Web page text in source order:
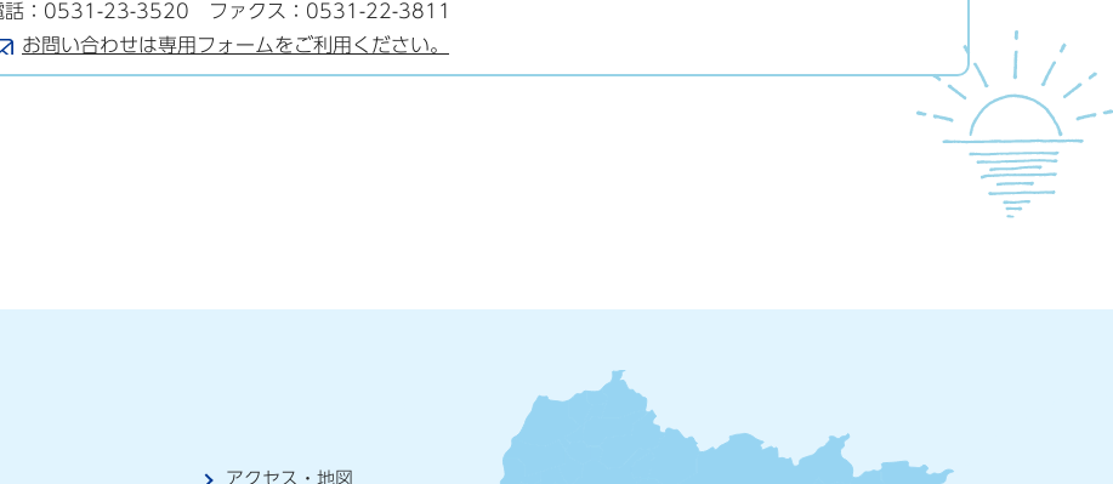
話：0531-23-3520 ファクス：0531-22-3811
お問い合わせは専用フォームをご利用ください。
アクセス・地図